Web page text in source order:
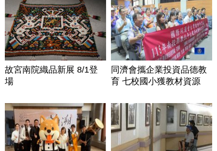
故宮南院織品新展 8/1登
場
同濟會攜企業投資品德教
育 七校國小獲教材資源